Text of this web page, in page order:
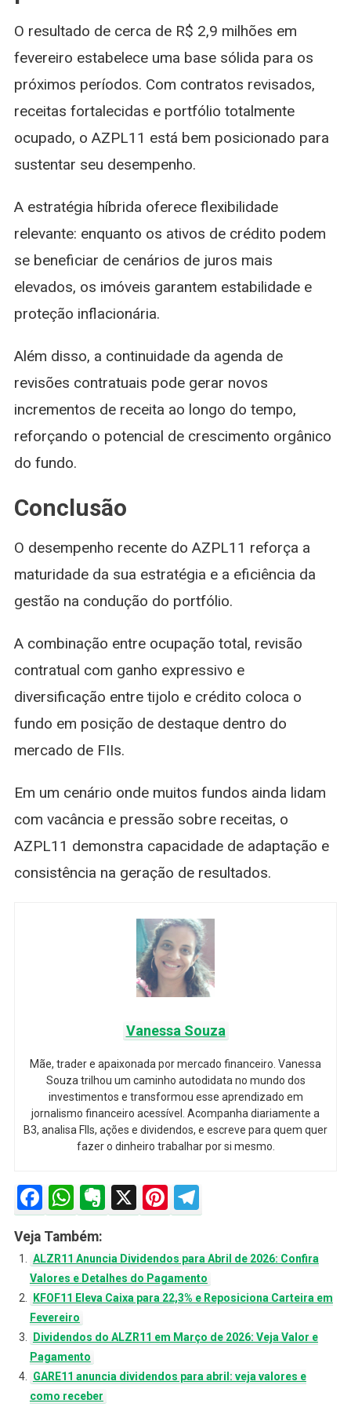
O resultado de cerca de R$ 2,9 milhões em
fevereiro estabelece uma base sólida para os
próximos períodos. Com contratos revisados,
receitas fortalecidas e portfólio totalmente
ocupado, o AZPL11 está bem posicionado para
sustentar seu desempenho.
A estratégia híbrida oferece flexibilidade
relevante: enquanto os ativos de crédito podem
se beneficiar de cenários de juros mais
elevados, os imóveis garantem estabilidade e
proteção inflacionária.
Além disso, a continuidade da agenda de
revisões contratuais pode gerar novos
incrementos de receita ao longo do tempo,
reforçando o potencial de crescimento orgânico
do fundo.
Conclusão
O desempenho recente do AZPL11 reforça a
maturidade da sua estratégia e a eficiência da
gestão na condução do portfólio.
A combinação entre ocupação total, revisão
contratual com ganho expressivo e
diversificação entre tijolo e crédito coloca o
fundo em posição de destaque dentro do
mercado de FIIs.
Em um cenário onde muitos fundos ainda lidam
com vacância e pressão sobre receitas, o
AZPL11 demonstra capacidade de adaptação e
consistência na geração de resultados.
Vanessa Souza
Mãe, trader e apaixonada por mercado financeiro. Vanessa
Souza trilhou um caminho autodidata no mundo dos
investimentos e transformou esse aprendizado em
jornalismo financeiro acessível. Acompanha diariamente a
B3, analisa FIIs, ações e dividendos, e escreve para quem quer
fazer o dinheiro trabalhar por si mesmo.
Facebook
WhatsApp
Evernote
X Pinterest
Telegram
Veja Também:
ALZR11 Anuncia Dividendos para Abril de 2026: Confira
Valores e Detalhes do Pagamento
KFOF11 Eleva Caixa para 22,3% e Reposiciona Carteira em
Fevereiro
Dividendos do ALZR11 em Março de 2026: Veja Valor e
Pagamento
GARE11 anuncia dividendos para abril: veja valores e
como receber